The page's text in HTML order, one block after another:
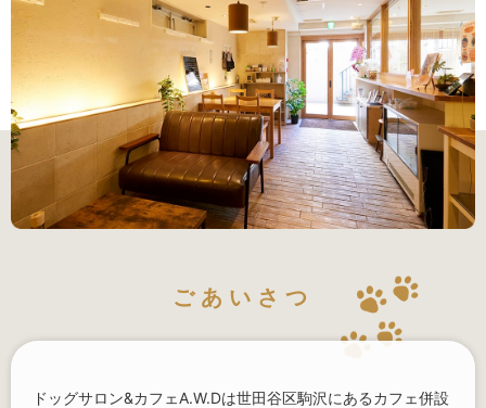
ごあいさつ
ドッグサロン&カフェA.W.Dは世田谷区駒沢にあるカフェ併設